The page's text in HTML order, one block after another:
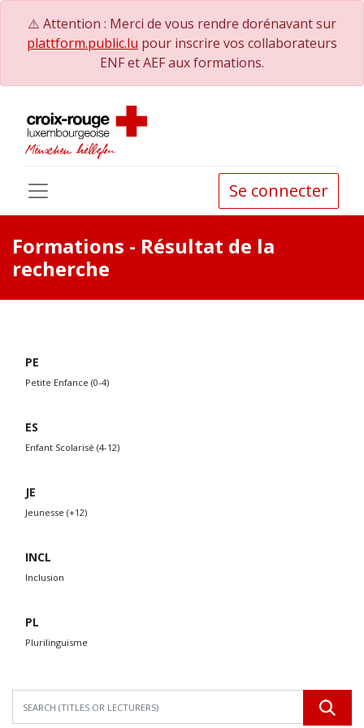
⚠️ Attention : Merci de vous rendre dorénavant sur
plattform.public.lu pour inscrire vos collaborateurs
ENF et AEF aux formations.
Se connecter
Formations - Résultat de la
recherche
PE
Petite Enfance (0-4)
ES
Enfant Scolarisé (4-12)
JE
Jeunesse (+12)
INCL
Inclusion
PL
Plurilinguisme